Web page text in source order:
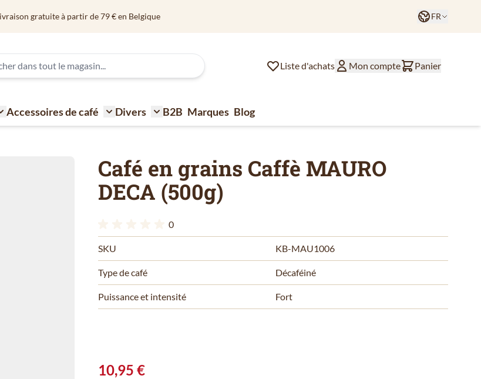
Commandé avant 12h? Expédié aujourd'hui Langue
FR
Liste d'achats Mon compte Panier
Toggle submenu for Sucre - Lait - Biscuit - Chocolat
Accessoires de café
Toggle submenu for Accessoires de café
Divers
Toggle submenu for Divers
B2B Marques Blog
Café en grains Caffè MAURO
DECA (500g)
0
SKU KB-MAU1006
Type de café Décaféiné
Puissance et intensité Fort
10,95 €